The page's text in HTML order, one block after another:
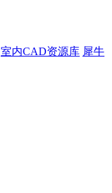
室内CAD资源库 犀牛